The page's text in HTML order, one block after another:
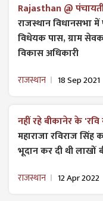
Rajasthan @
राजस्थान विधानसभा
विधेयक पास, ग्राम
विकास अधिकारी
राजस्थान 18 Sep 2021
नहीं रहे बीकानेर के
महाराजा रविराज सिंह
भूदान कर दी थी लाखों
राजस्थान 12 Apr 2022